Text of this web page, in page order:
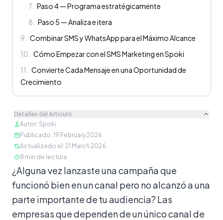
7 Paso 4 — Programa estratégicamente
8
Paso 5 — Analiza e itera
9
Combinar SMS y WhatsApp para el Máximo Alcance
10
Cómo Empezar con el SMS Marketing en Spoki
11
Convierte Cada Mensaje en una Oportunidad de
Crecimiento
Detalles del Artículo
Autor: Spoki
Publicado: 19 February 2026
Actualizado el : 21 March 2026
8 min de lectura
Contenido
¿Alguna vez lanzaste una campaña que
funcionó bien en un canal pero no alcanzó a una
parte importante de tu audiencia? Las
empresas que dependen de un único canal de